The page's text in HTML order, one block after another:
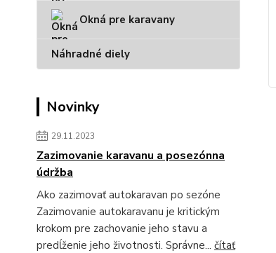
Okná pre karavany
Náhradné diely
Novinky
29.11.2023
Zazimovanie karavanu a posezónna
údržba
Ako zazimovať autokaravan po sezóne
Zazimovanie autokaravanu je kritickým
krokom pre zachovanie jeho stavu a
predĺženie jeho životnosti. Správne... čítať